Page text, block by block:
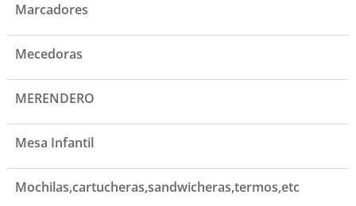
Marcadores
Mecedoras
MERENDERO
Mesa Infantil
Mochilas,cartucheras,sandwicheras,termos,etc